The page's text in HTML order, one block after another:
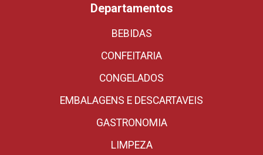
Departamentos
BEBIDAS
CONFEITARIA
CONGELADOS
EMBALAGENS E DESCARTAVEIS
GASTRONOMIA
LIMPEZA